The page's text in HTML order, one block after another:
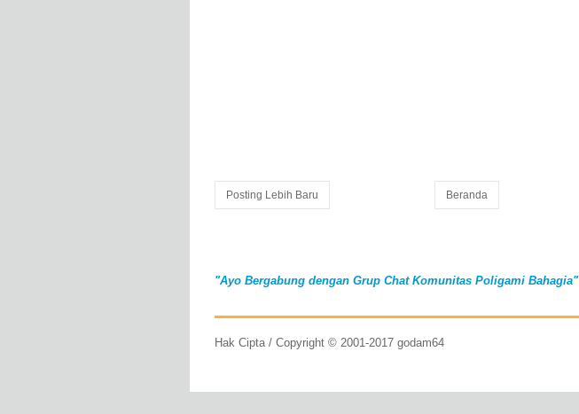
Posting Lebih Baru Beranda
"Ayo Bergabung dengan Grup Chat Komunitas Poligami Bahagia"
Hak Cipta / Copyright © 2001-2017 godam64